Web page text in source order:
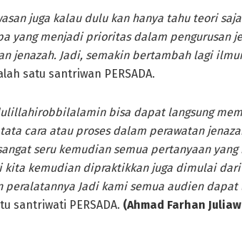
juga kalau dulu kan hanya tahu teori
yang menjadi prioritas dalam pengurusan
jenazah. Jadi, semakin bertambah lagi
satu santriwan PERSADA.
bisa dapat langsung
cara atau proses dalam perawatan
seru kemudian semua pertanyaan
kemudian dipraktikkan juga dimulai
peralatannya Jadi kami semua audien dapat
santriwati PERSADA. (Ahmad Farhan